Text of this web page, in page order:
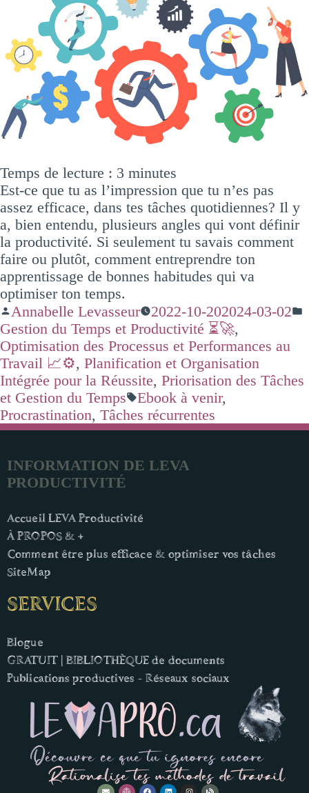
Temps de lecture : 3 minutes
Est-ce que tu as l’impression que tu n’es pas
assez efficace, dans tes tâches quotidiennes? Il y
a, bien entendu, plusieurs angles qui vont définir
la productivité. Si seulement tu savais comment
faire ou plutôt, comment entreprendre ton
apprentissage de bonnes habitudes qui va
optimiser ton temps.
Annabelle Levasseur
2022-10-202024-03-02
Gestion du Temps et Productivité ⏳🚀,
Optimisation des Processus et Performances au
Travail 📈⚙️, Planification et Organisation
Intégrée pour la Réussite, Priorisation des Tâches
et Gestion du Temps
Ebook à venir,
Procrastination, Tâches récurrentes
INFORMATION DE LEVA
PRODUCTIVITÉ
Accueil LEVA Productivité
À PROPOS & +
Comment être plus efficace & optimiser vos tâches
SiteMap
SERVICES
Blogue
GRATUIT | BIBLIOTHÈQUE de documents
Publications productives - Réseaux sociaux